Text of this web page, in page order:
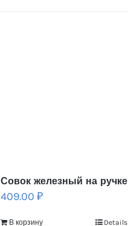
Совок железный на ручке
409.00₽
В корзину Details